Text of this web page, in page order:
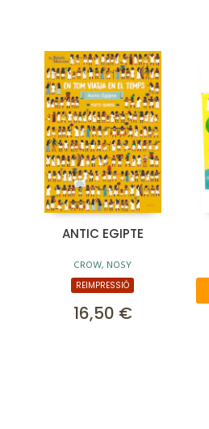
ANTIC EGIPTE
CROW, NOSY
REIMPRESSIÓ
16,50 €